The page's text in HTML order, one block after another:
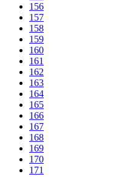
156
157
158
159
160
161
162
163
164
165
166
167
168
169
170
171